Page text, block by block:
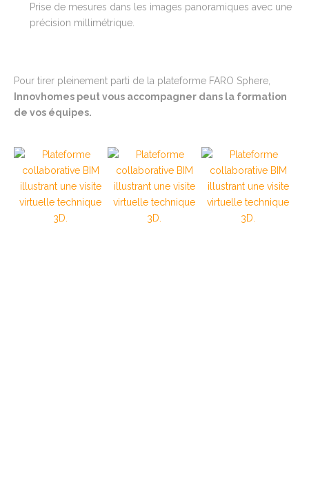
Prise de mesures dans les images panoramiques avec une
précision millimétrique.
Pour tirer pleinement parti de la plateforme FARO Sphere,
Innovhomes peut vous accompagner dans la formation
de vos équipes.